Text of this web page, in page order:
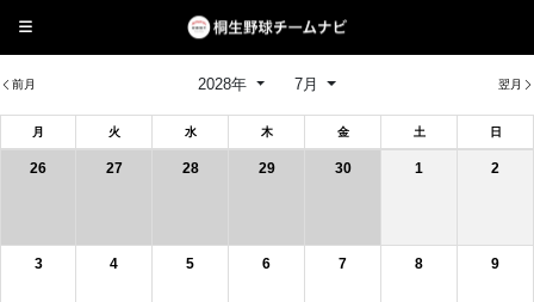
前月 2028年 7月 翌月
月 火 水 木 金 土 日
26 27 28 29 30 1 2
3 4 5 6 7 8 9